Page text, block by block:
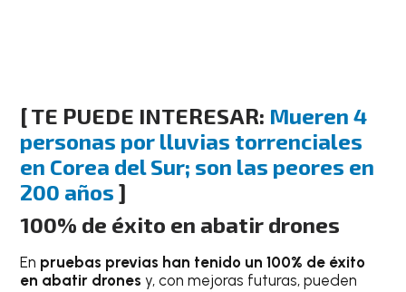
[ TE PUEDE INTERESAR: Mueren 4
personas por lluvias torrenciales
en Corea del Sur; son las peores en
200 años ]
100% de éxito en abatir drones
En pruebas previas han tenido un 100% de éxito
en abatir drones y, con mejoras futuras, pueden